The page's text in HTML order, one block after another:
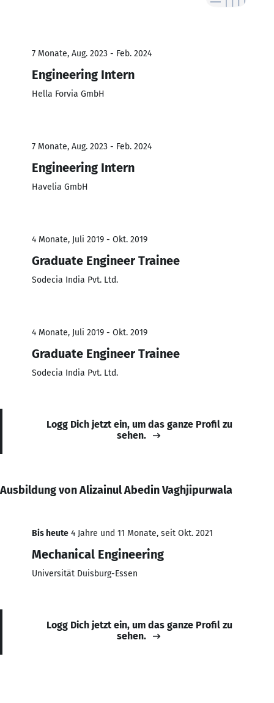
7 Monate, Aug. 2023 - Feb. 2024
Engineering Intern
Hella Forvia GmbH
7 Monate, Aug. 2023 - Feb. 2024
Engineering Intern
Havelia GmbH
4 Monate, Juli 2019 - Okt. 2019
Graduate Engineer Trainee
Sodecia India Pvt. Ltd.
4 Monate, Juli 2019 - Okt. 2019
Graduate Engineer Trainee
Sodecia India Pvt. Ltd.
Logg Dich jetzt ein, um das ganze Profil zu
sehen.
Ausbildung von Alizainul Abedin Vaghjipurwala
Bis heute 4 Jahre und 11 Monate, seit Okt. 2021
Mechanical Engineering
Universität Duisburg-Essen
Logg Dich jetzt ein, um das ganze Profil zu
sehen.